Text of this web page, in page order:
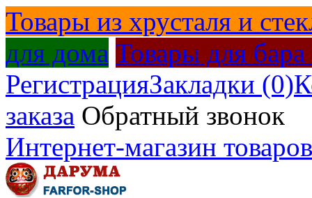
Товары из хрусталя и
для дома Товары для бара
РегистрацияЗакладки (0)
заказа Обратный звонок
Интернет-магазин